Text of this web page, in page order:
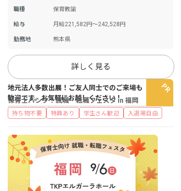
職種 保育教諭
給与 月給221,582円～242,528円
勤務地 熊本県
詳しく見る
保育士バンク！就職・転職フェスタ in 福岡
地元法人多数出展！ご友人同士でのご来場も
歓迎です。お気軽にお越しください！
持ち物不要 特典あり 学生さん歓迎 入退場自由